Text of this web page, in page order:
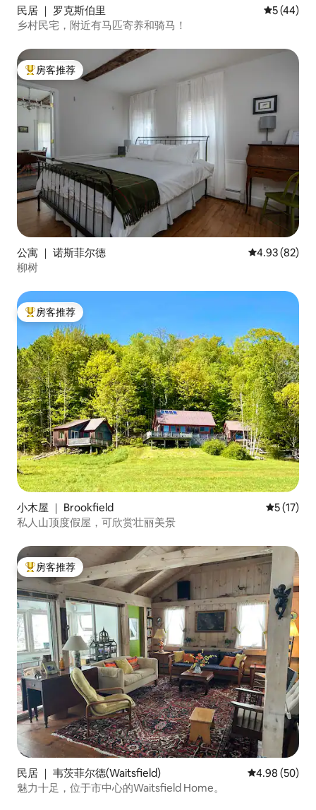
民居 ｜ 罗克斯伯里 平均评分
5 (44)
乡村民宅，附近有马匹寄养和骑马！
热门「房客推荐」
房客推荐
公寓 ｜ 诺斯菲尔德 平均评分
4.93 (82)
柳树
热门「房客推荐」
房客推荐
小木屋 ｜ Brookfield 平均评分
5 (17)
私人山顶度假屋，可欣赏壮丽美景
热门「房客推荐」
房客推荐
民居 ｜ 韦茨菲尔德(Waitsfield) 平均评分 4.98
4.98 (50)
魅力十足，位于市中心的Waitsfield Home。